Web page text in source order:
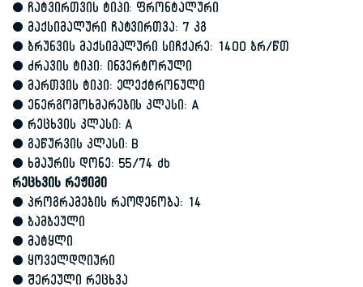
• ჩატვირთვის ტიპი: ფრონტალური
• მაქსიმალური ჩატვირთვა: 7 კგ
• ბრუნვის მაქსიმალური სიჩქარე: 1400 ბრ/წთ
• ძრავის ტიპი: ინვერტორული
• მართვის ტიპი: ელექტრონული
• ენერგომოხმარების კლასი: A
• რეცხვის კლასი: A
• გაწურვის კლასი: B
• ხმაურის დონე: 55/74 db
რეცხვის რეჟიმი
• პროგრამების რაოდენობა: 14
• ბამბეული
• მატყლი
• ყოველდღიური